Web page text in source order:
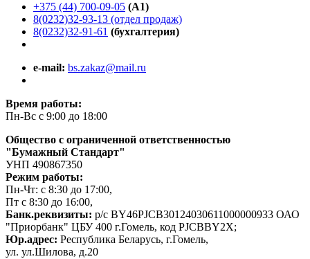
+375 (44) 700-09-05 (A1)
8(0232)32-93-13 (отдел продаж)
8(0232)32-91-61 (бухгалтерия)
e-mail: bs.zakaz@mail.ru
Время работы:
Пн-Вс с 9:00 до 18:00
Общество с ограниченной ответственностью
"Бумажный Стандарт"
УНП 490867350
Режим работы:
Пн-Чт: с 8:30 до 17:00,
Пт с 8:30 до 16:00,
Банк.реквизиты: р/с BY46PJCB30124030611000000933 ОАО
"Приорбанк" ЦБУ 400 г.Гомель, код PJCBBY2X;
Юр.адрес: Республика Беларусь, г.Гомель,
ул. ул.Шилова, д.20